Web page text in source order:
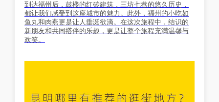
到达福州后，鼓楼的红砖建筑，三坊七巷的悠久历史，
都让我们感受到这座城市的魅力。此外，福州的小吃如
鱼丸和肉燕更是让人垂涎欲滴。在这次旅程中，结识的
新朋友和共同搭伴的乐趣，更是让整个旅程充满温馨与
欢笑。